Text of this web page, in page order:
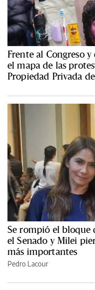
Frente al Congreso
el mapa de las
Propiedad Privada
Se rompió el bloque
el Senado y Milei
más importantes
Pedro Lacour